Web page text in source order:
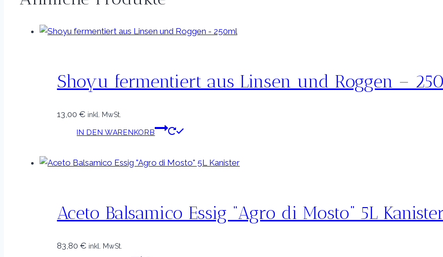
Shoyu fermentiert aus Linsen und Roggen –
13,00€ inkl. MwSt.
IN DEN WARENKORB
Aceto Balsamico Essig “Agro di Mosto” 5L
83,80€ inkl. MwSt.